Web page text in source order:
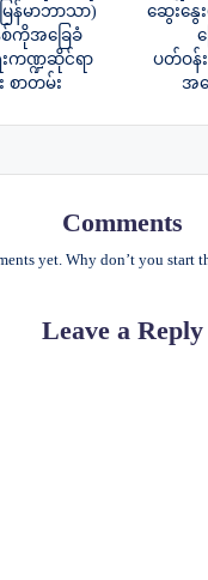
ြန်မာဘာသာ)
ကိုအခြေခံ
ကဏ္ဍဆိုင်ရာ
စာတမ်း
ဆွေးနွေ
ပတ်ဝန်
အခ
Comments
yet. Why don’t you start
Leave a Reply